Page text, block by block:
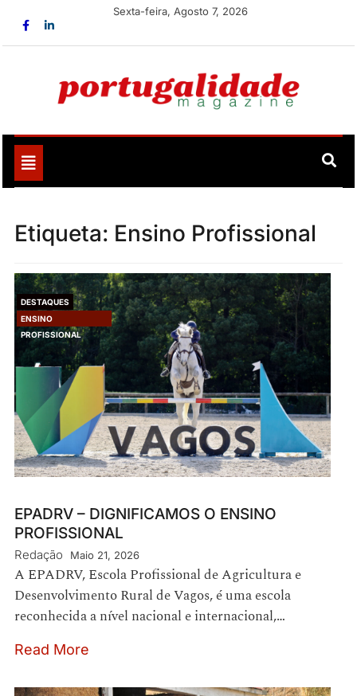
Sexta-feira, Agosto 7, 2026
Portugalidade
Toggle
navigation
Etiqueta: Ensino Profissional
DESTAQUES
ENSINO
PROFISSIONAL
EPADRV – DIGNIFICAMOS O ENSINO
PROFISSIONAL
Redação Maio 21, 2026
A EPADRV, Escola Profissional de Agricultura e
Desenvolvimento Rural de Vagos, é uma escola
reconhecida a nível nacional e internacional,…
Read More